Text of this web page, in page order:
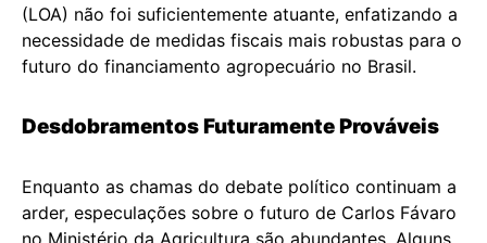
(LOA) não foi suficientemente atuante, enfatizando a
necessidade de medidas fiscais mais robustas para o
futuro do financiamento agropecuário no Brasil.
Desdobramentos Futuramente Prováveis
Enquanto as chamas do debate político continuam a
arder, especulações sobre o futuro de Carlos Fávaro
no Ministério da Agricultura são abundantes. Alguns